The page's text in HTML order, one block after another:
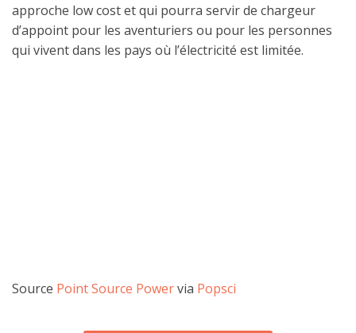
approche low cost et qui pourra servir de chargeur
d’appoint pour les aventuriers ou pour les personnes
qui vivent dans les pays où l’électricité est limitée.
Source Point Source Powervia Popsci